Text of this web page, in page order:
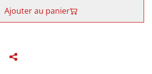
Ajouter au panier